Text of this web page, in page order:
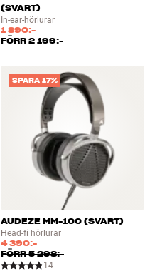
(SVART)
In-ear-hörlurar
1 890:-
FÖRR2 199:-
SPARA 17%
AUDEZE MM-100 (SVART)
Head-fi hörlurar
4 390:-
FÖRR5 298:-
14